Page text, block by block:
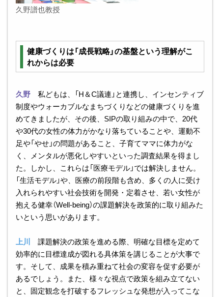
久野譜也教授
健康づくりは「成長戦略」の基盤という理解がこ
れからは必要
久野 私どもは、「H＆C議連」と連携し、インセンティブ
制度やウォーカブルなまちづくりなどの健康づくりを進
めてきましたが、その後、SIPの取り組みの中で、20代
や30代の女性の体力がかなり落ちていることや、運動不
足や「やせ」の問題があること、子育てママに体力がな
く、メンタルが悪化しやすいといった調査結果を得まし
た。しかし、これらは「医療モデル」では解決しません。
「生活モデル」や、医療の前段階も含め、多くの人に受け
入れられやすい社会技術を開発・定着させ、若い女性が
抱える健幸（Well-being）の課題解決を政策的に取り組みた
いという思いがあります。
上川 課題解決の政策を進める際、明確な目標を定めて
効率的に目標達成が図れる具体策を講じることが大事で
す。そして、成果を積み重ねて社会の変容を促す必要が
あるでしょう。また、様々な視点で政策を組み立てない
と、固定観念を打破するフレッシュな発想が入ってこな